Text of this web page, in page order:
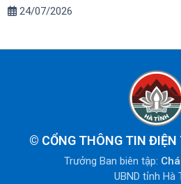
24/07/2026
© CỔNG THÔNG TIN
Trưởng Ban biên tập:
UBND tỉnh Hà